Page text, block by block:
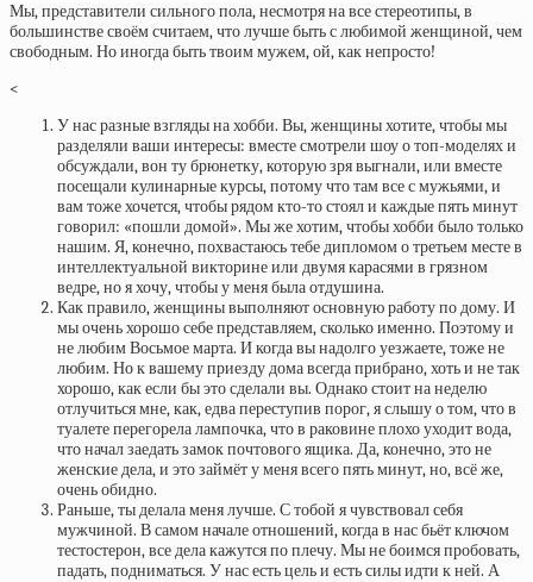
Мы, представители сильного пола, несмотря на все стереотипы, в
большинстве своём считаем, что лучше быть с любимой женщиной, чем
свободным. Но иногда быть твоим мужем, ой, как непросто!
<
У нас разные взгляды на хобби. Вы, женщины хотите, чтобы мы
разделяли ваши интересы: вместе смотрели шоу о топ-моделях и
обсуждали, вон ту брюнетку, которую зря выгнали, или вместе
посещали кулинарные курсы, потому что там все с мужьями, и
вам тоже хочется, чтобы рядом кто-то стоял и каждые пять минут
говорил: «пошли домой». Мы же хотим, чтобы хобби было только
нашим. Я, конечно, похвастаюсь тебе дипломом о третьем месте в
интеллектуальной викторине или двумя карасями в грязном
ведре, но я хочу, чтобы у меня была отдушина.
Как правило, женщины выполняют основную работу по дому. И
мы очень хорошо себе представляем, сколько именно. Поэтому и
не любим Восьмое марта. И когда вы надолго уезжаете, тоже не
любим. Но к вашему приезду дома всегда прибрано, хоть и не так
хорошо, как если бы это сделали вы. Однако стоит на неделю
отлучиться мне, как, едва переступив порог, я слышу о том, что в
туалете перегорела лампочка, что в раковине плохо уходит вода,
что начал заедать замок почтового ящика. Да, конечно, это не
женские дела, и это займёт у меня всего пять минут, но, всё же,
очень обидно.
Раньше, ты делала меня лучше. С тобой я чувствовал себя
мужчиной. В самом начале отношений, когда в нас бьёт ключом
тестостерон, все дела кажутся по плечу. Мы не боимся пробовать,
падать, подниматься. У нас есть цель и есть силы идти к ней. А